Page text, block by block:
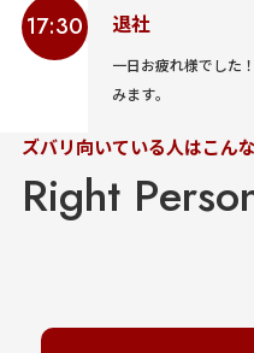
17:30 退社
一日お疲れ様でした
みます。
ズバリ向いている人はこん